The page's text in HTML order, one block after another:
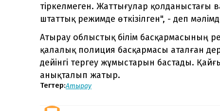
тіркелмеген. Жаттығулар қолданыстағы
штаттық режимде өткізілген", - деп
Атырау облыстық білім басқармасының
қалалық полиция басқармасы аталған
дейінгі тергеу жұмыстарын бастады.
анықталып жатыр.
Тегтер:Атырау